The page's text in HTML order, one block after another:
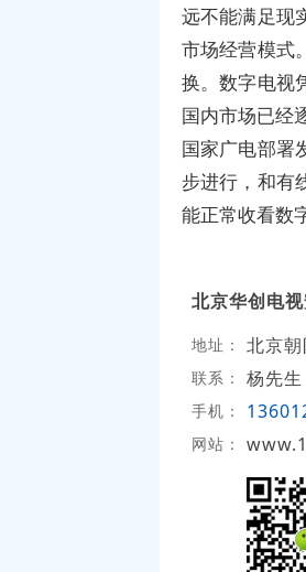
远不能满足现
市场经营模式
换。数字电视
国内市场已经
国家广电部署
步进行，和有
能正常收看数
北京华创电
地址： 北京
联系： 杨先生
手机：
网站：